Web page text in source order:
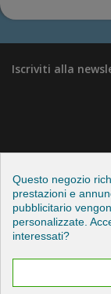
Iscriviti alla
Categorie
Informazioni
Questo negozio
prestazioni e
pubblicitario
personalizzate.
interessati?